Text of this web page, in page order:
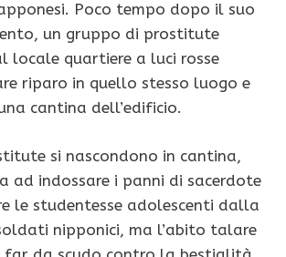
Poco tempo dopo il suo
un gruppo di prostitute
locale quartiere a luci rosse
riparo in quello stesso luogo e
cantina dell’edificio.
si nascondono in cantina,
ad indossare i panni di sacerdote
le studentesse adolescenti dalla
nipponici, ma l’abito talare